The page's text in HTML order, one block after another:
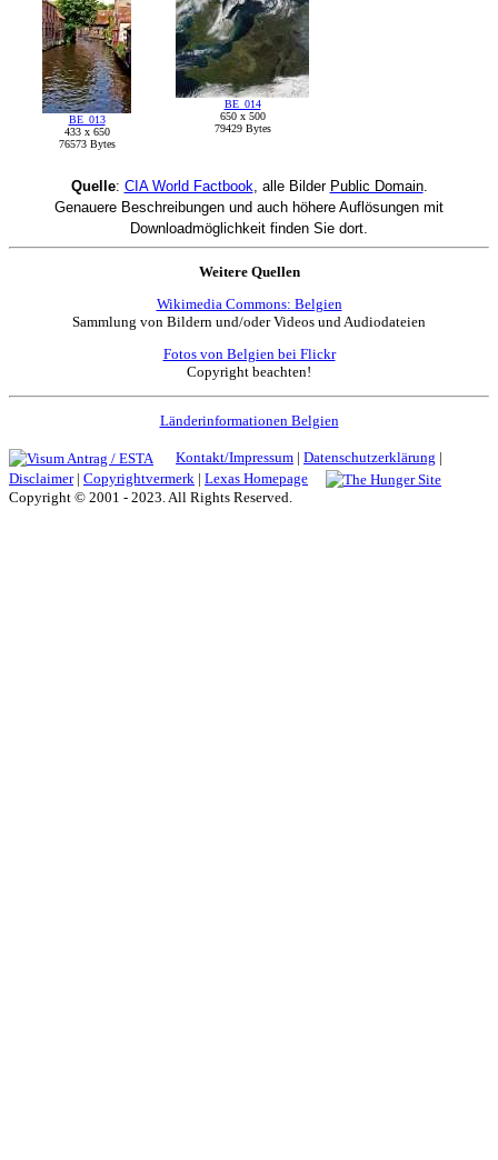
BE_013
433 x 650
76573 Bytes
BE_014
650 x 500
79429 Bytes
Quelle: CIA World Factbook, alle Bilder Public Domain.
Genauere Beschreibungen und auch höhere Auflösungen mit
Downloadmöglichkeit finden Sie dort.
Weitere Quellen
Wikimedia Commons: Belgien
Sammlung von Bildern und/oder Videos und Audiodateien
Fotos von Belgien bei Flickr
Copyright beachten!
Länderinformationen Belgien
Kontakt/Impressum | Datenschutzerklärung |
Disclaimer| Copyrightvermerk | Lexas Homepage
Copyright © 2001 - 2023. All Rights Reserved.